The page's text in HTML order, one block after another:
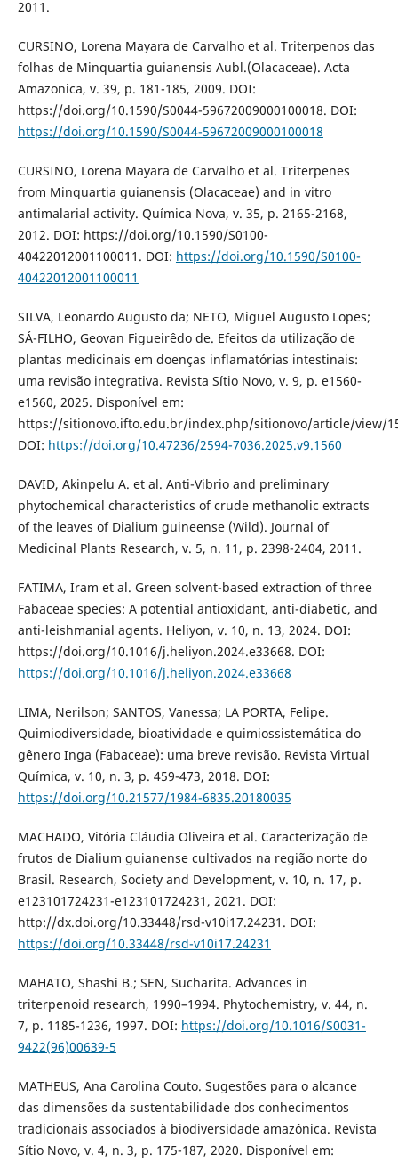
2011.
CURSINO, Lorena Mayara de Carvalho et al. Triterpenos das
folhas de Minquartia guianensis Aubl.(Olacaceae). Acta
Amazonica, v. 39, p. 181-185, 2009. DOI:
https://doi.org/10.1590/S0044-59672009000100018. DOI:
https://doi.org/10.1590/S0044-59672009000100018
CURSINO, Lorena Mayara de Carvalho et al. Triterpenes
from Minquartia guianensis (Olacaceae) and in vitro
antimalarial activity. Química Nova, v. 35, p. 2165-2168,
2012. DOI: https://doi.org/10.1590/S0100-
40422012001100011. DOI: https://doi.org/10.1590/S0100-
40422012001100011
SILVA, Leonardo Augusto da; NETO, Miguel Augusto Lopes;
SÁ-FILHO, Geovan Figueirêdo de. Efeitos da utilização de
plantas medicinais em doenças inflamatórias intestinais:
uma revisão integrativa. Revista Sítio Novo, v. 9, p. e1560-
e1560, 2025. Disponível em:
https://sitionovo.ifto.edu.br/index.php/sitionovo/article/view/
DOI: https://doi.org/10.47236/2594-7036.2025.v9.1560
DAVID, Akinpelu A. et al. Anti-Vibrio and preliminary
phytochemical characteristics of crude methanolic extracts
of the leaves of Dialium guineense (Wild). Journal of
Medicinal Plants Research, v. 5, n. 11, p. 2398-2404, 2011.
FATIMA, Iram et al. Green solvent-based extraction of three
Fabaceae species: A potential antioxidant, anti-diabetic, and
anti-leishmanial agents. Heliyon, v. 10, n. 13, 2024. DOI:
https://doi.org/10.1016/j.heliyon.2024.e33668. DOI:
https://doi.org/10.1016/j.heliyon.2024.e33668
LIMA, Nerilson; SANTOS, Vanessa; LA PORTA, Felipe.
Quimiodiversidade, bioatividade e quimiossistemática do
gênero Inga (Fabaceae): uma breve revisão. Revista Virtual
Química, v. 10, n. 3, p. 459-473, 2018. DOI:
https://doi.org/10.21577/1984-6835.20180035
MACHADO, Vitória Cláudia Oliveira et al. Caracterização de
frutos de Dialium guianense cultivados na região norte do
Brasil. Research, Society and Development, v. 10, n. 17, p.
e123101724231-e123101724231, 2021. DOI:
http://dx.doi.org/10.33448/rsd-v10i17.24231. DOI:
https://doi.org/10.33448/rsd-v10i17.24231
MAHATO, Shashi B.; SEN, Sucharita. Advances in
triterpenoid research, 1990–1994. Phytochemistry, v. 44, n.
7, p. 1185-1236, 1997. DOI: https://doi.org/10.1016/S0031-
9422(96)00639-5
MATHEUS, Ana Carolina Couto. Sugestões para o alcance
das dimensões da sustentabilidade dos conhecimentos
tradicionais associados à biodiversidade amazônica. Revista
Sítio Novo, v. 4, n. 3, p. 175-187, 2020. Disponível em: